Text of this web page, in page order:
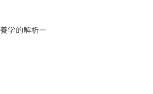
学的解析ー